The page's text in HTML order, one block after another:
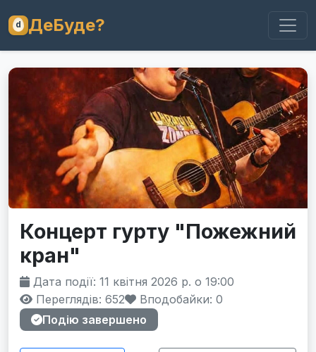
ДеБуде?
Концерт гурту "Пожежний
кран"
Дата події: 11 квітня 2026 р. о 19:00
Переглядів: 652
Вподобайки: 0
Подію завершено